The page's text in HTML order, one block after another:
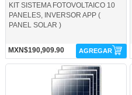
KIT SISTEMA FOTOVOLTAICO 10
PANELES, INVERSOR APP (
PANEL SOLAR )
MXN$190,909.90 AGREGAR
DYR-SFV2.20K-CANADIAN SOLAR